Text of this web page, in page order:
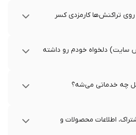
روی تراکنش‌ها کارمزدی کسر
سایت) دلخواه خودم رو داشته
چه خدماتی می‌شه؟
اطلاعات محصولات و